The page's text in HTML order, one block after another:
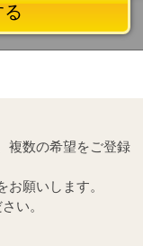
複数の希望をご登録
願いします。
い。